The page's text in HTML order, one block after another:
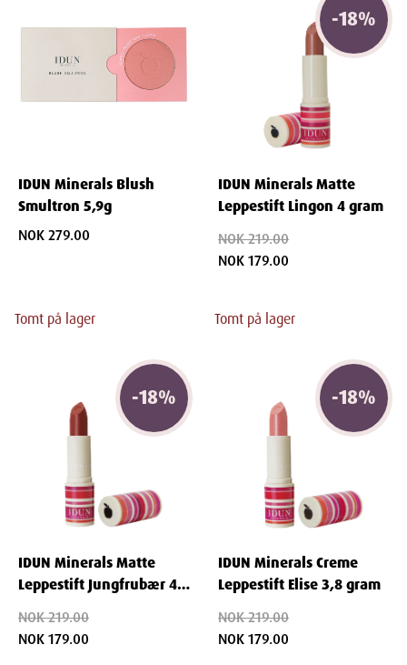
IDUN Minerals Blush
Smultron 5,9g
NOK 279.00
Tomt på lager
-18%
IDUN Minerals Matte
Leppestift Lingon 4 gram
NOK 219.00
NOK 179.00
Tomt på lager
-18%
IDUN Minerals Matte
Leppestift Jungfrubær 4
NOK 219.00
NOK 179.00
-18%
IDUN Minerals Creme
Leppestift Elise 3,8 gram
NOK 219.00
NOK 179.00